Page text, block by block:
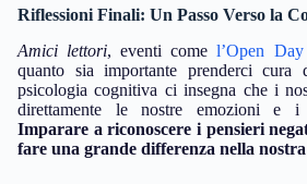
Riflessioni Finali: Un Passo Verso la
Amici lettori, eventi comel’Open
quanto sia importante prenderci cura
psicologia cognitiva ci insegna che i
direttamente le nostre emozioni e i
Imparare a riconoscere i pensieri
fare una grande differenza nella